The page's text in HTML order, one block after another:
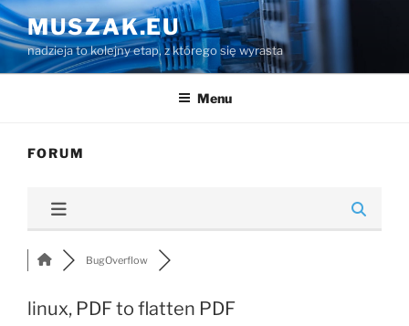
Przejdź
do
treści
MUSZAK.EU
nadzieja to kolejny etap, z którego się wyrasta
Menu
FORUM
BugOverflow
linux, PDF to flatten PDF